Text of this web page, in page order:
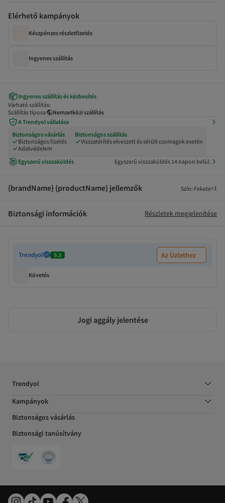
Elérhető kampányok
Készpénzes részletfizetés
Ingyenes szállítás
Ingyenes szállítás és kézbesítés
Várható szállítás:
Szállítás típusa
Nemzetközi szállítás
A Trendyol vállalása
Biztonságos vásárlás
Biztonságos fizetés
Adatvédelem
Biztonságos szállítás
Visszatérítés elveszett és sérült csomagok esetén
Egyszerű visszaküldés Egyszerű visszaküldés 14 napon belül.
{brandName} {productName} jellemzők Szín: Fekete+1
Biztonsági információk Részletek megjelenítése
Trendyol 9.3 Az Üzlethez
Követés
Jogi aggály jelentése
Trendyol
Kampányok
Biztonságos vásárlás
Biztonsági tanúsítvány